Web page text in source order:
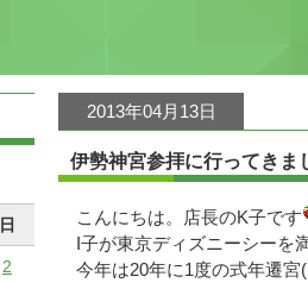
2013年04月13日
伊勢神宮参拝に行ってきま
こんにちは。店長のK子です
I子が東京ディズニーシーを
今年は20年に1度の式年遷
日
2